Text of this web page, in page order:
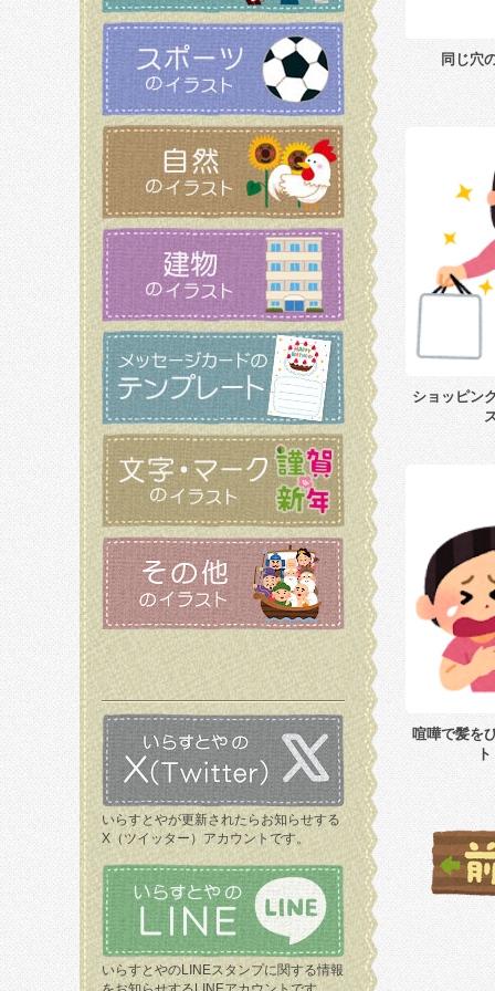
いらすとやが更新されたらお知らせする
X（ツイッター）アカウントです。
いらすとやのLINEスタンプに関する情報
同じ穴
ショッピン
喧嘩で髪を